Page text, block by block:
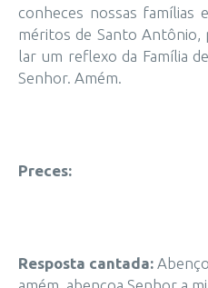
conheces nossas famílias
méritos de Santo Antônio,
lar um reflexo da Família
Senhor. Amém.
Preces:
Resposta cantada: